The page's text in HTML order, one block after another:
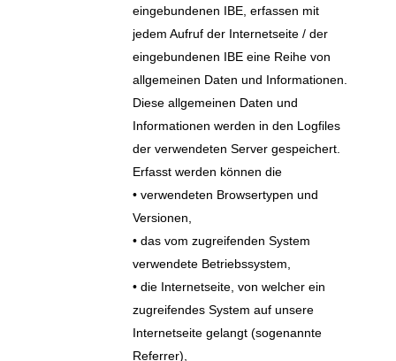
eingebundenen IBE, erfassen mit
jedem Aufruf der Internetseite / der
eingebundenen IBE eine Reihe von
allgemeinen Daten und Informationen.
Diese allgemeinen Daten und
Informationen werden in den Logfiles
der verwendeten Server gespeichert.
Erfasst werden können die
• verwendeten Browsertypen und
Versionen,
• das vom zugreifenden System
verwendete Betriebssystem,
• die Internetseite, von welcher ein
zugreifendes System auf unsere
Internetseite gelangt (sogenannte
Referrer),